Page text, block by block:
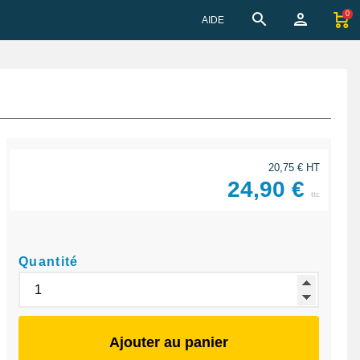
AIDE
0
20,75 € HT
24,90 € ttc
Quantité
Ajouter au panier